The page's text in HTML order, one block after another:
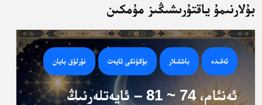
بۇلارنىمۇ ياقتۇرىشىڭىز مۇمكىن
ئەقىدە باشقىلار بۈگۈنكى ئايەت نۇرلۇق بايان
ئەنئام، 74 ~ 81 – ئايەتلەرنىڭ